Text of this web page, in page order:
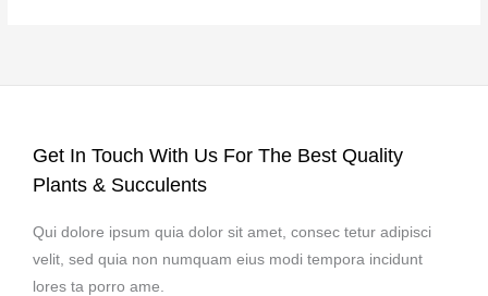
Get In Touch With Us For The Best Quality
Plants & Succulents
Qui dolore ipsum quia dolor sit amet, consec tetur adipisci
velit, sed quia non numquam eius modi tempora incidunt
lores ta porro ame.